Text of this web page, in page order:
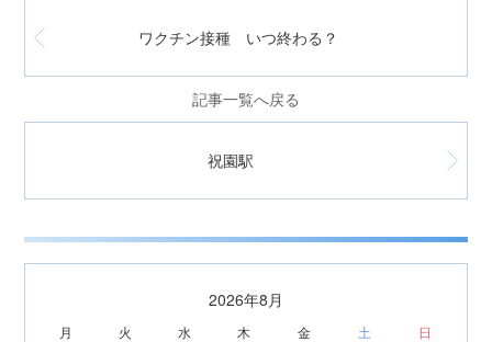
ワクチン接種 いつ終わる？
記事一覧へ戻る
祝園駅
2026年8月
月 火 水 木 金 土 日